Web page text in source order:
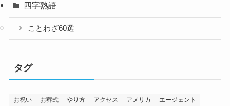
四字熟語
ことわざ60選
タグ
お祝い お葬式 やり方 アクセス アメリカ エージェント